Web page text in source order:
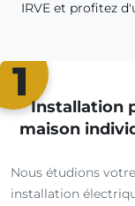
IRVE et profitez
1
Installation
maison
Nous étudions votre
installation